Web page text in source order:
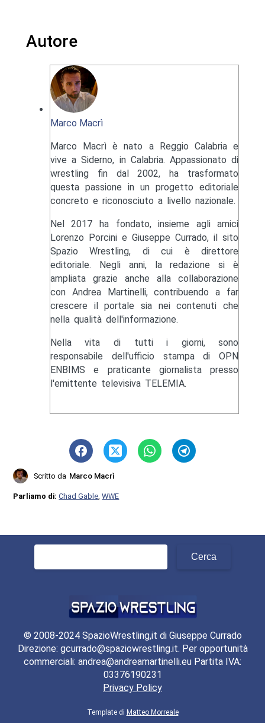
Autore
Marco Macrì
Marco Macrì è nato a Reggio Calabria e
vive a Siderno, in Calabria. Appassionato di
wrestling fin dal 2002, ha trasformato
questa passione in un progetto editoriale
concreto e riconosciuto a livello nazionale.
Nel 2017 ha fondato, insieme agli amici
Lorenzo Porcini e Giuseppe Currado, il sito
Spazio Wrestling, di cui è direttore
editoriale. Negli anni, la redazione si è
ampliata grazie anche alla collaborazione
con Andrea Martinelli, contribuendo a far
crescere il portale sia nei contenuti che
nella qualità dell'informazione.
Nella vita di tutti i giorni, sono
responsabile dell'ufficio stampa di OPN
ENBIMS e praticante giornalista presso
l'emittente televisiva TELEMIA.
Scritto da Marco Macrì
Parliamo di:Chad Gable ,WWE
© 2008-2024 SpazioWrestling,it di Giuseppe Currado
Direzione: gcurrado@spaziowrestling.it. Per opportunità
commerciali: andrea@andreamartinelli.eu Partita IVA:
03376190231
Privacy Policy
Template di Matteo Morreale